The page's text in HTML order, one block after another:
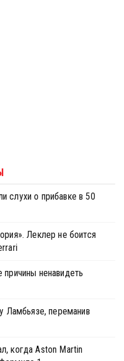
слухи о прибавке в 50
Леклер не боится
ненавидеть
Ламбьязе, переманив
когда Aston Martin